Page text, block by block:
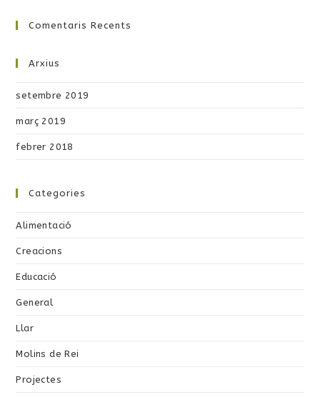
Comentaris Recents
Arxius
setembre 2019
març 2019
febrer 2018
Categories
Alimentació
Creacions
Educació
General
Llar
Molins de Rei
Projectes